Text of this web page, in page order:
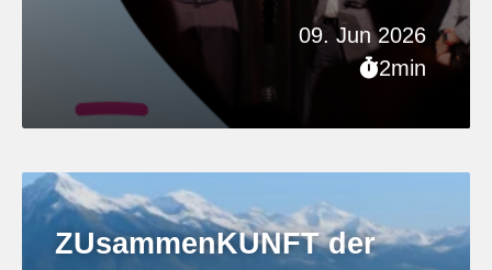
09. Jun 2026
2min
ZUsammenKUNFT der